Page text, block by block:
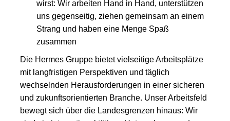
wirst: Wir arbeiten Hand in Hand, unterstützen
uns gegenseitig, ziehen gemeinsam an einem
Strang und haben eine Menge Spaß
zusammen
Die Hermes Gruppe bietet vielseitige Arbeitsplätze
mit langfristigen Perspektiven und täglich
wechselnden Herausforderungen in einer sicheren
und zukunftsorientierten Branche. Unser Arbeitsfeld
bewegt sich über die Landesgrenzen hinaus: Wir